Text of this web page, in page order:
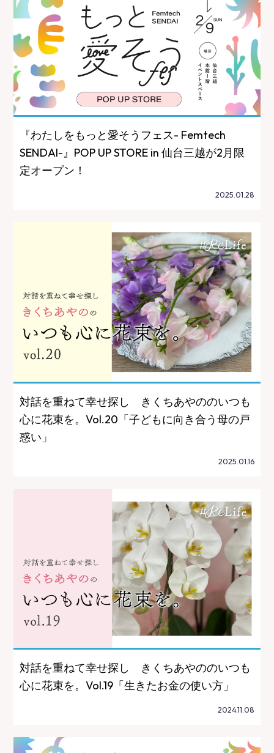
『わたしをもっと愛そうフェス- Femtech
SENDAI-』POP UP STORE in 仙台三越が2月限
定オープン！
2025.01.28
対話を重ねて幸せ探し きくちあやののいつも
心に花束を。Vol.20「子どもに向き合う母の戸
惑い」
2025.01.16
対話を重ねて幸せ探し きくちあやののいつも
心に花束を。Vol.19「生きたお金の使い方」
2024.11.08